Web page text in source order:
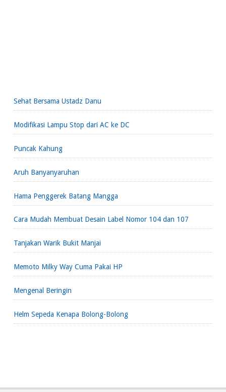
Sehat Bersama Ustadz Danu
Modifikasi Lampu Stop dari AC ke DC
Puncak Kahung
Aruh Banyanyaruhan
Hama Penggerek Batang Mangga
Cara Mudah Membuat Desain Label Nomor 104 dan 107
Tanjakan Warik Bukit Manjai
Memoto Milky Way Cuma Pakai HP
Mengenal Beringin
Helm Sepeda Kenapa Bolong-Bolong